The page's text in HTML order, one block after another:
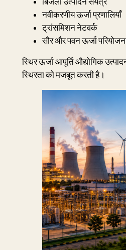
नवीकरणीय ऊर्जा प्रणालियाँ
ट्रांसमिशन नेटवर्क
सौर और पवन ऊर्जा
स्थिर ऊर्जा आपूर्ति औद्योगिक
स्थिरता को मजबूत करती है।